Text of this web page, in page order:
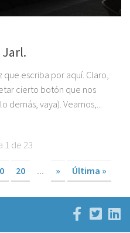
Jarl.
escriba por aquí. Claro,
cierto botón que nos
vaya). Veamos,...
1 de 23
20 ... » Última »